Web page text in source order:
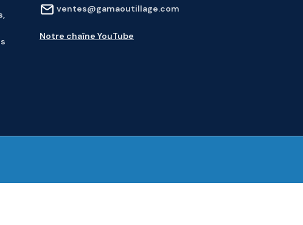
ventes@gamaoutillage.com
Notre chaîne YouTube